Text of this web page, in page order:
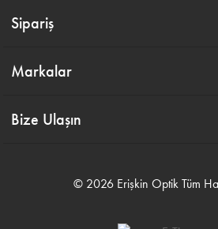
Sipariş
Markalar
Bize Ulaşın
© 2026 Erişkin Optik Tüm